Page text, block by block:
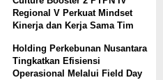
Regional V Perkuat Mindset
Kinerja dan Kerja Sama Tim
Holding Perkebunan Nusantara
Tingkatkan Efisiensi
Operasional Melalui Field Day